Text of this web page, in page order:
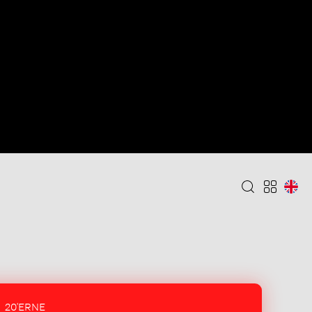
20'ERNE